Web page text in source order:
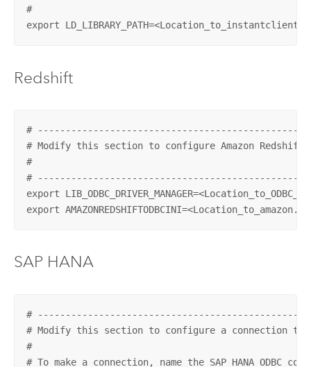
#
export
Redshift
#
# Modify this section to configure Amazon Redshift
#
#
export
export
SAP HANA
#
# Modify this section to configure a connection to
#
# To make a connection, name the SAP HANA